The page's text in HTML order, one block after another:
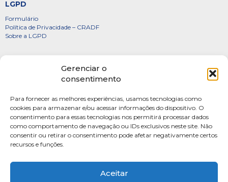
Gerenciar o
consentimento
Para fornecer as melhores experiências, usamos tecnologias como
cookies para armazenar e/ou acessar informações do dispositivo. O
consentimento para essas tecnologias nos permitirá processar dados
como comportamento de navegação ou IDs exclusivos neste site. Não
consentir ou retirar o consentimento pode afetar negativamente certos
recursos e funções.
Aceitar
LGPD
Formulário
Política de Privacidade – CRADF
Sobre a LGPD
Diretoria
FOTOS
Webmail
Artigos
Escritores do Sistema